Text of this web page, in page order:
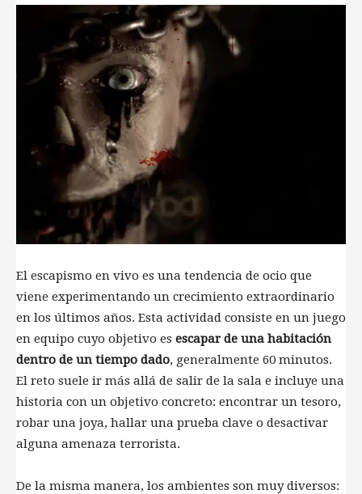
El escapismo en vivo es una tendencia de ocio que
viene experimentando un crecimiento extraordinario
en los últimos años. Esta actividad consiste en un juego
en equipo cuyo objetivo es escapar de una habitación
dentro de un tiempo dado, generalmente 60 minutos.
El reto suele ir más allá de salir de la sala e incluye una
historia con un objetivo concreto: encontrar un tesoro,
robar una joya, hallar una prueba clave o desactivar
alguna amenaza terrorista.
De la misma manera, los ambientes son muy diversos: